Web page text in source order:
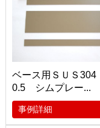
ベース用ＳＵＳ
0.5 シムプレー...
事例詳細